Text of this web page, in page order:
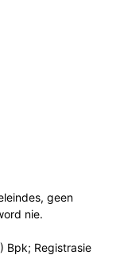
geen
nie.
Bpk; Registrasie